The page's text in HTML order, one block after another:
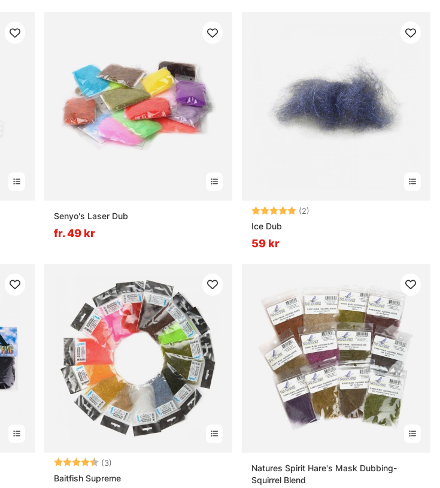
Senyo's Laser Dub
fr. 49 kr
Betyg: (2)
Ice Dub
59 kr
Betyg: (3)
Baitfish Supreme
Natures Spirit Hare's Mask Dubbing-
Squirrel Blend